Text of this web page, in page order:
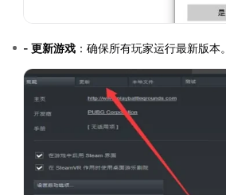
- 更新游戏 ：确保所有玩家运行最新版本。